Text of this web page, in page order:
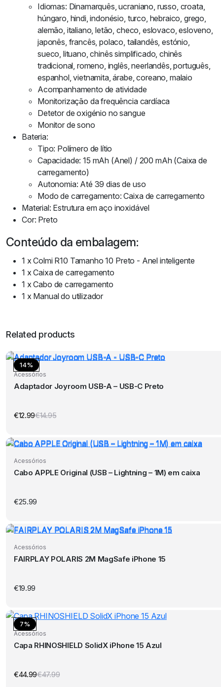
Idiomas: Dinamarquês, ucraniano, russo, croata,
húngaro, hindi, indonésio, turco, hebraico, grego,
alemão, italiano, letão, checo, eslovaco, esloveno,
japonês, francês, polaco, tailandês, estónio,
sueco, lituano, chinês simplificado, chinês
tradicional, romeno, inglês, neerlandês, português,
espanhol, vietnamita, árabe, coreano, malaio
Acompanhamento de atividade
Monitorização da frequência cardíaca
Detetor de oxigénio no sangue
Monitor de sono
Bateria:
Tipo: Polímero de lítio
Capacidade: 15 mAh (Anel) / 200 mAh (Caixa de
carregamento)
Autonomia: Até 39 dias de uso
Modo de carregamento: Caixa de carregamento
Material: Estrutura em aço inoxidável
Cor: Preto
Conteúdo da embalagem:
1 x Colmi R10 Tamanho 10 Preto - Anel inteligente
1 x Caixa de carregamento
1 x Cabo de carregamento
1 x Manual do utilizador
Related products
14%
Acessórios
Adaptador Joyroom USB-A – USB-C Preto
€14.95O
era:
€14.95.
€12.99 O
é:
€12.99.
Acessórios
Cabo APPLE Original (USB – Lightning – 1M) em caixa
€25.99
Acessórios
FAIRPLAY POLARIS 2M MagSafe iPhone 15
€19.99
7%
Acessórios
Capa RHINOSHIELD SolidX iPhone 15 Azul
€47.99O
€44.99 O